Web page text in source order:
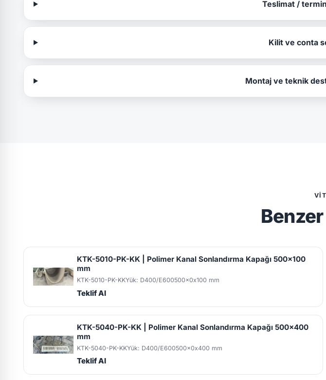
Teslimat /
Kilit ve conta
Montaj ve teknik
KTK-5010-PK-KK | Polimer Kanal Sonlandırma Kapağı 500x100
mm
KTK-5010-PK-KKYük: D400/E600500x0x100 mm
Teklif Al
KTK-5040-PK-KK | Polimer Kanal Sonlandırma Kapağı 500x400
mm
KTK-5040-PK-KKYük: D400/E600500x0x400 mm
Teklif Al